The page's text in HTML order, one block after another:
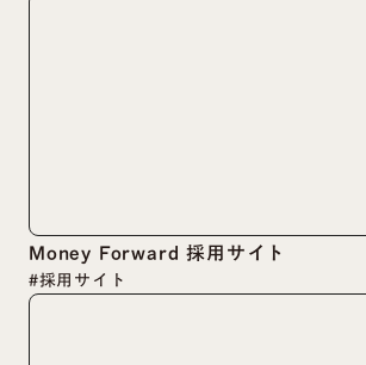
Money Forward 採用サイト
#採用サイト